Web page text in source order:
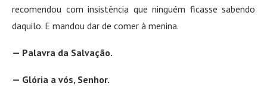
recomendou com insistência que ninguém ficasse sabendo
daquilo. E mandou dar de comer à menina.
— Palavra da Salvação.
— Glória a vós, Senhor.